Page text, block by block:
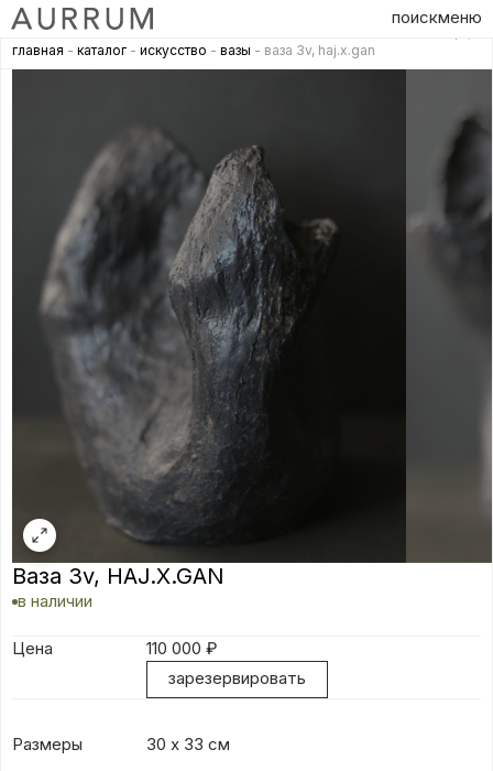
поискменю
главная - каталог - искусство - вазы - ваза 3v, haj.x.gan
Ваза 3v, HAJ.X.GAN
в наличии
Цена 110 000 ₽
зарезервировать
Размеры 30 х 33 см